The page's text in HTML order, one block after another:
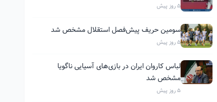
5 روز پیش
سومین حریف پیش‌فصل استقلال مشخص شد
5 روز پیش
لباس کاروان ایران در بازی‌های آسیایی ناگویا
مشخص شد
5 روز پیش